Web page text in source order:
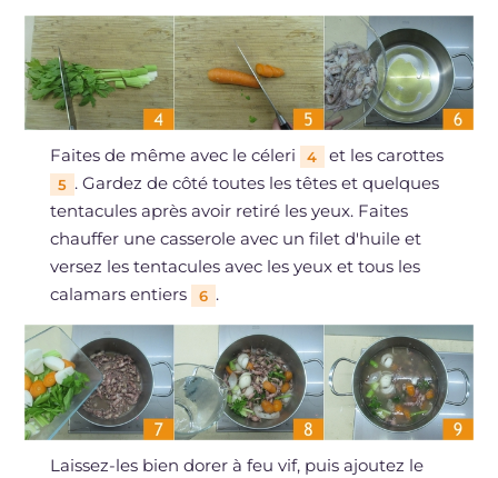
Faites de même avec le céleri 4 et les carottes
5 . Gardez de côté toutes les têtes et quelques
tentacules après avoir retiré les yeux. Faites
chauffer une casserole avec un filet d'huile et
versez les tentacules avec les yeux et tous les
calamars entiers
6 .
Laissez-les bien dorer à feu vif, puis ajoutez le